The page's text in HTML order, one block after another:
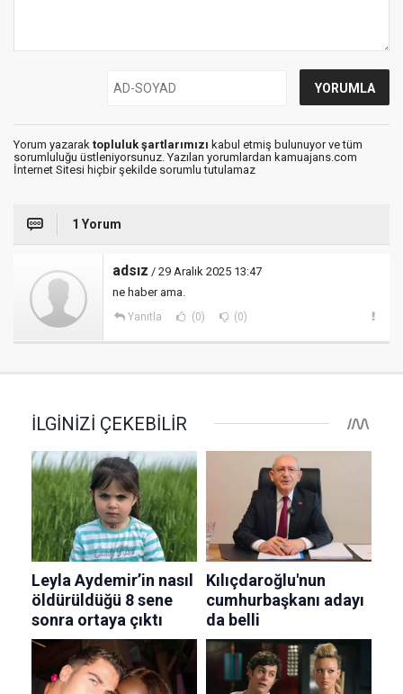
Yorum yazarak topluluk şartlarımızı kabul etmiş bulunuyor ve tüm
sorumluluğu üstleniyorsunuz. Yazılan yorumlardan kamuajans.com
İnternet Sitesi hiçbir şekilde sorumlu tutulamaz
1 Yorum
adsız / 29 Aralık 2025 13:47
ne haber ama.
Yanıtla (0) (0)